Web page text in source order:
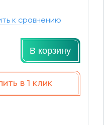
к сравнению
В корзину
в 1 клик